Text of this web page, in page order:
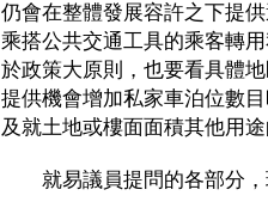
仍會在整體發展容許之下提
乘搭公共交通工具的乘客轉
於政策大原則，也要看具體
提供機會增加私家車泊位數
及就土地或樓面面積其他用
就易議員提問的各部分，